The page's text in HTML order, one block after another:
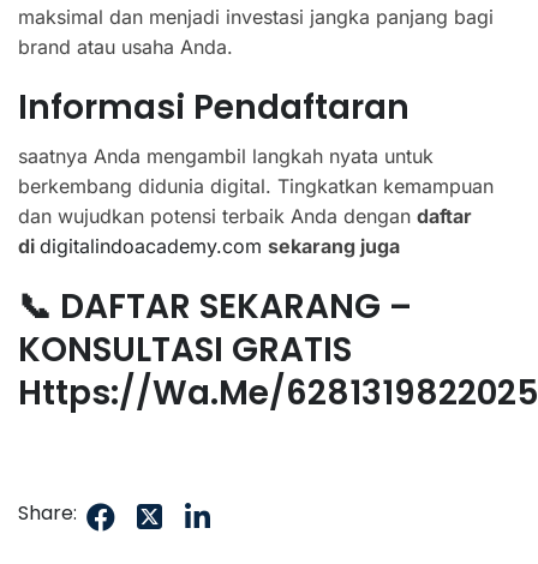
maksimal dan menjadi investasi jangka panjang bagi
brand atau usaha Anda.
Informasi Pendaftaran
saatnya Anda mengambil langkah nyata untuk
berkembang didunia digital. Tingkatkan kemampuan
dan wujudkan potensi terbaik Anda dengan daftar
di digitalindoacademy.com sekarang juga
📞 DAFTAR SEKARANG –
KONSULTASI GRATIS
Https://wa.me/6281319822025
Share: